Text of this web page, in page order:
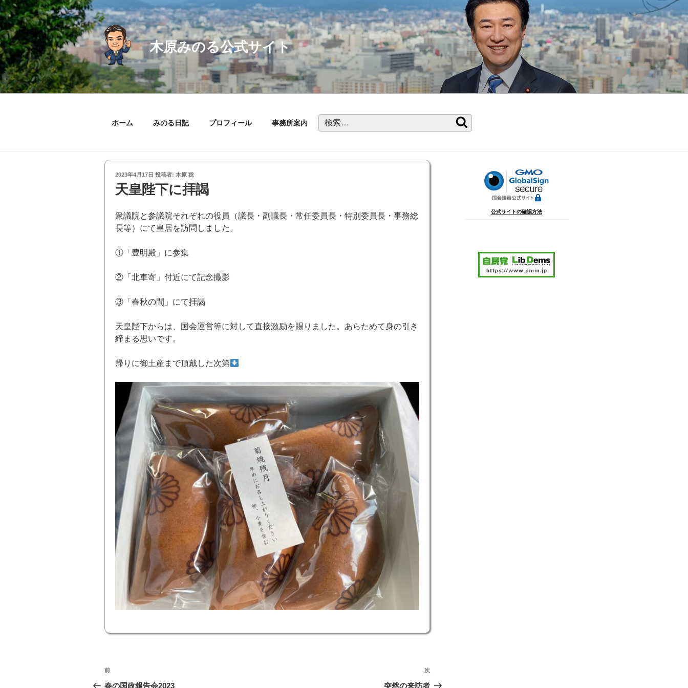
コ
ン
テ
ン
ツ
へ
ス
キ
木原みのる公式サイト
ホーム みのる日記 プロフィール 事務所案内
検
索:
索
投
稿
日:
2023年4月17日 投稿者: 木原 稔
天皇陛下に拝謁
衆議院と参議院それぞれの役員（議長・副議長・常任委員長・特別委員長・事務総
長等）にて皇居を訪問しました。
①「豊明殿」に参集
②「北車寄」付近にて記念撮影
③「春秋の間」にて拝謁
天皇陛下からは、国会運営等に対して直接激励を賜りました。あらためて身の引き
締まる思いです。
帰りに御土産まで頂戴した次第
投
前
の
前
春の国政報告会2023
次
の
次
突然の来訪者
公式サイトの確認方法